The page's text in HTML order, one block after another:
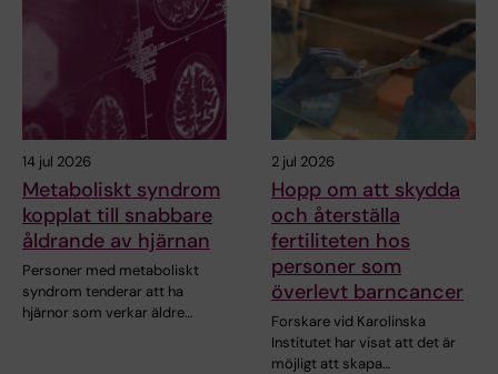
14 jul 2026
Metaboliskt syndrom
kopplat till snabbare
åldrande av hjärnan
Personer med metaboliskt
syndrom tenderar att ha
hjärnor som verkar äldre…
2 jul 2026
Hopp om att skydda
och återställa
fertiliteten hos
personer som
överlevt barncancer
Forskare vid Karolinska
Institutet har visat att det är
möjligt att skapa…